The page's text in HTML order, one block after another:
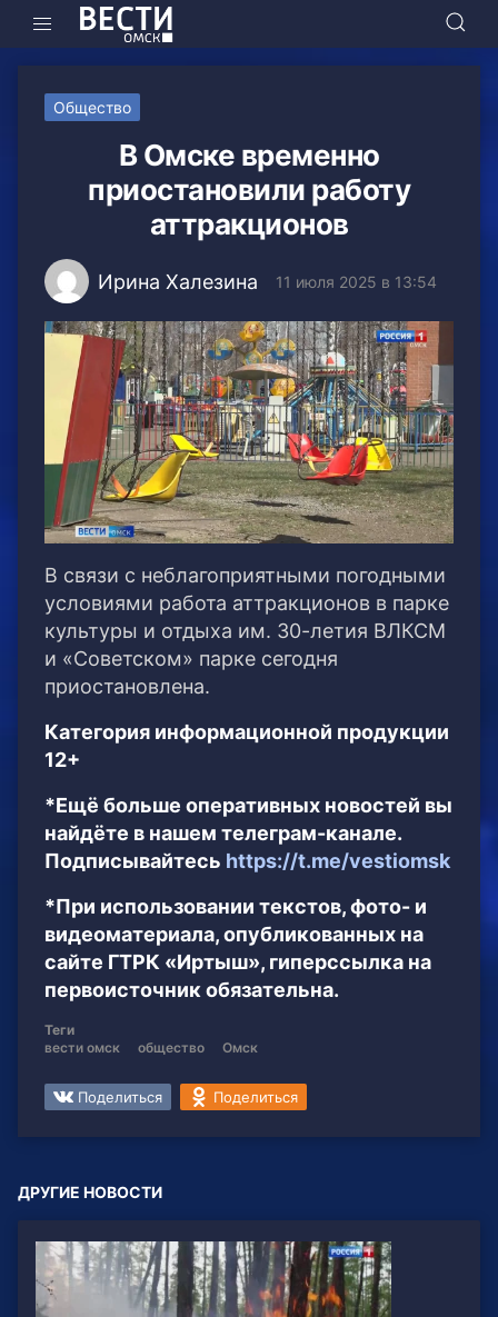
Общество
В Омске временно
приостановили работу
аттракционов
Ирина Халезина 11 июля 2025 в 13:54
В связи с неблагоприятными погодными
условиями работа аттракционов в парке
культуры и отдыха им. 30-летия ВЛКСМ
и «Советском» парке сегодня
приостановлена.
Категория информационной продукции
12+
*Ещё больше оперативных новостей вы
найдёте в нашем телеграм-канале.
Подписывайтесь https://t.me/vestiomsk
*При использовании текстов, фото- и
видеоматериала, опубликованных на
сайте ГТРК «Иртыш», гиперссылка на
первоисточник обязательна.
Теги
вести омск
общество Омск
Поделиться Поделиться
ДРУГИЕ НОВОСТИ